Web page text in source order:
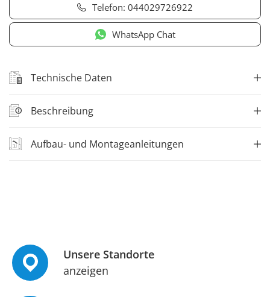
Telefon: 044029726922
WhatsApp Chat
Technische Daten
Beschreibung
Aufbau- und Montageanleitungen
Unsere Standorte
anzeigen